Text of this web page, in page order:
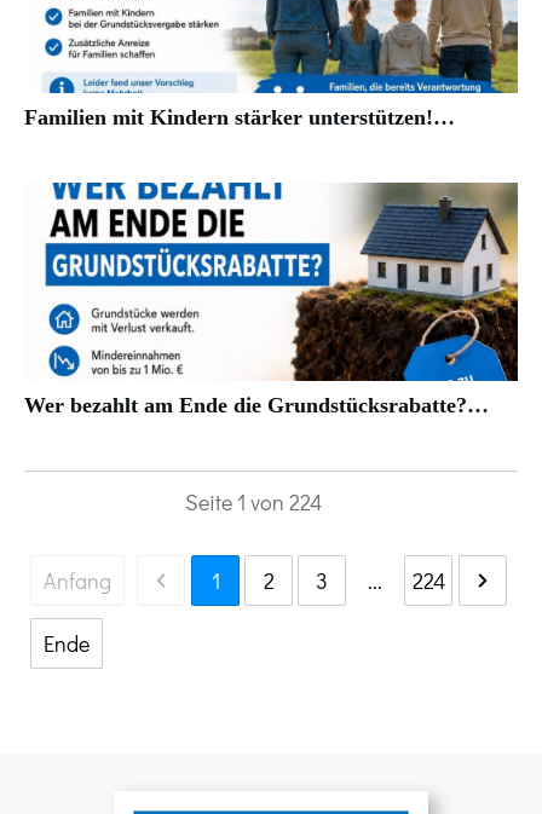
Familien mit Kindern stärker unterstützen!…
Wer bezahlt am Ende die Grundstücksrabatte?…
Seite 1 von 224
Anfang 1 2 3 ... 224
Ende